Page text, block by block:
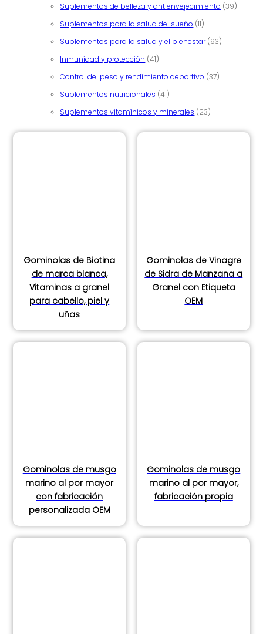
Suplementos de belleza y antienvejecimiento 3939
Suplementos para la salud del sueño 1111 productos
Suplementos para la salud y el bienestar 9393
Inmunidad y protección 4141 productos
Control del peso y rendimiento deportivo 3737 productos
Suplementos nutricionales 4141 productos
Suplementos vitamínicos y minerales 2323 productos
Gominolas de Biotina
de marca blanca,
Vitaminas a granel
para cabello, piel y
uñas
Gominolas de Vinagre
de Sidra de Manzana a
Granel con Etiqueta
OEM
Gominolas de musgo
marino al por mayor
con fabricación
personalizada OEM
Gominolas de musgo
marino al por mayor,
fabricación propia